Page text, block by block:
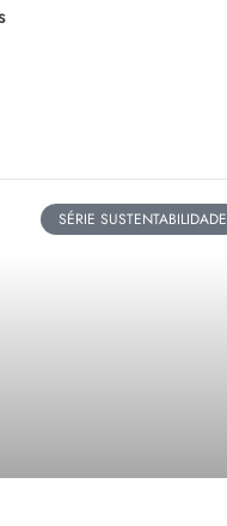
SÉRIE SUSTENTABILIDADE